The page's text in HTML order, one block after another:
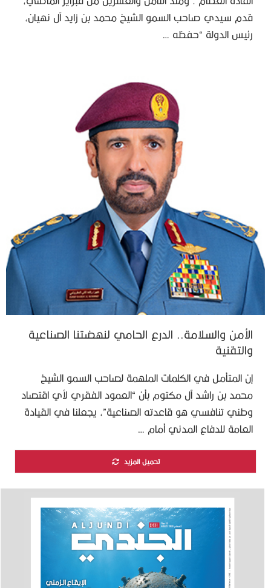
قدم سيدي صاحب السمو الشيخ محمد بن زايد آل نهيان،
رئيس الدولة “حفظه …
الأمن والسلامة.. الدرع الحامي لنهضتنا الصناعية
والتقنية
إن المتأمل في الكلمات الملهمة لصاحب السمو الشيخ
محمد بن راشد آل مكتوم بأن “العمود الفقري لأي اقتصاد
وطني تنافسي هو قاعدته الصناعية”، يجعلنا في القيادة
العامة للدفاع المدني أمام …
تحميل المزيد